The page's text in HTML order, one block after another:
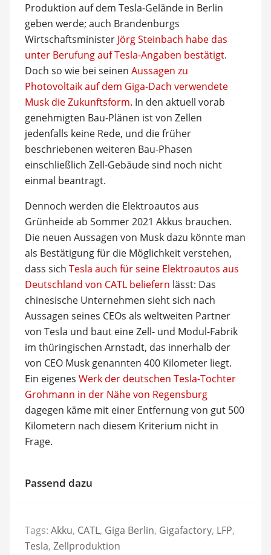
Produktion auf dem Tesla-Gelände in Berlin
geben werde; auch Brandenburgs
Wirtschaftsminister Jörg Steinbach habe das
unter Berufung auf Tesla-Angaben bestätigt.
Doch so wie bei seinen Aussagen zu
Photovoltaik auf dem Giga-Dach verwendete
Musk die Zukunftsform. In den aktuell vorab
genehmigten Bau-Plänen ist von Zellen
jedenfalls keine Rede, und die früher
beschriebenen weiteren Bau-Phasen
einschließlich Zell-Gebäude sind noch nicht
einmal beantragt.
Dennoch werden die Elektroautos aus
Grünheide ab Sommer 2021 Akkus brauchen.
Die neuen Aussagen von Musk dazu könnte man
als Bestätigung für die Möglichkeit verstehen,
dass sich Tesla auch für seine Elektroautos aus
Deutschland von CATL beliefern lässt: Das
chinesische Unternehmen sieht sich nach
Aussagen seines CEOs als weltweiten Partner
von Tesla und baut eine Zell- und Modul-Fabrik
im thüringischen Arnstadt, das innerhalb der
von CEO Musk genannten 400 Kilometer liegt.
Ein eigenes Werk der deutschen Tesla-Tochter
Grohmann in der Nähe von Regensburg
dagegen käme mit einer Entfernung von gut 500
Kilometern nach diesem Kriterium nicht in
Frage.
Passend dazu
Tags: Akku, CATL, Giga Berlin, Gigafactory, LFP,
Tesla, Zellproduktion